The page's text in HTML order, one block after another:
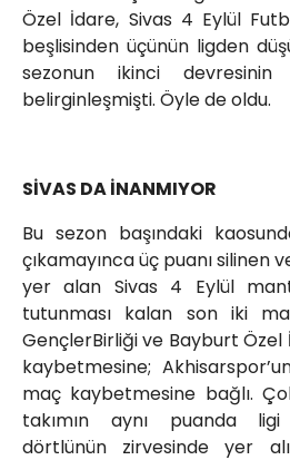
Özel İdare, Sivas 4 Eylül
beşlisinden üçünün ligden
sezonun ikinci
belirginleşmişti. Öyle de oldu.
SİVAS DA İNANMIYOR
Bu sezon başındaki
çıkamayınca üç puanı silinen
yer alan Sivas 4 Eylül
tutunması kalan son iki
GençlerBirliği ve Bayburt Özel
kaybetmesine;
maç kaybetmesine bağlı.
takımın aynı puanda ligi
dörtlünün zirvesinde yer